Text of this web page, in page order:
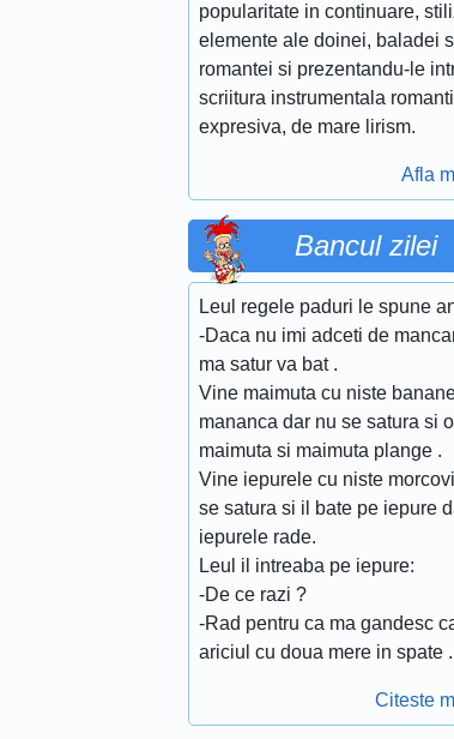
popularitate in continuare,
elemente ale doinei, baladei
romantei si prezentandu-le
scriitura instrumentala
expresiva, de mare lirism.
Afla
Bancul zilei
Leul regele paduri le spune
-Daca nu imi adceti de
ma satur va bat .
Vine maimuta cu niste
mananca dar nu se satura si
maimuta si maimuta plange .
Vine iepurele cu niste
se satura si il bate pe iepure
iepurele rade.
Leul il intreaba pe iepure:
-De ce razi ?
-Rad pentru ca ma gandesc
ariciul cu doua mere in spate .
Citeste